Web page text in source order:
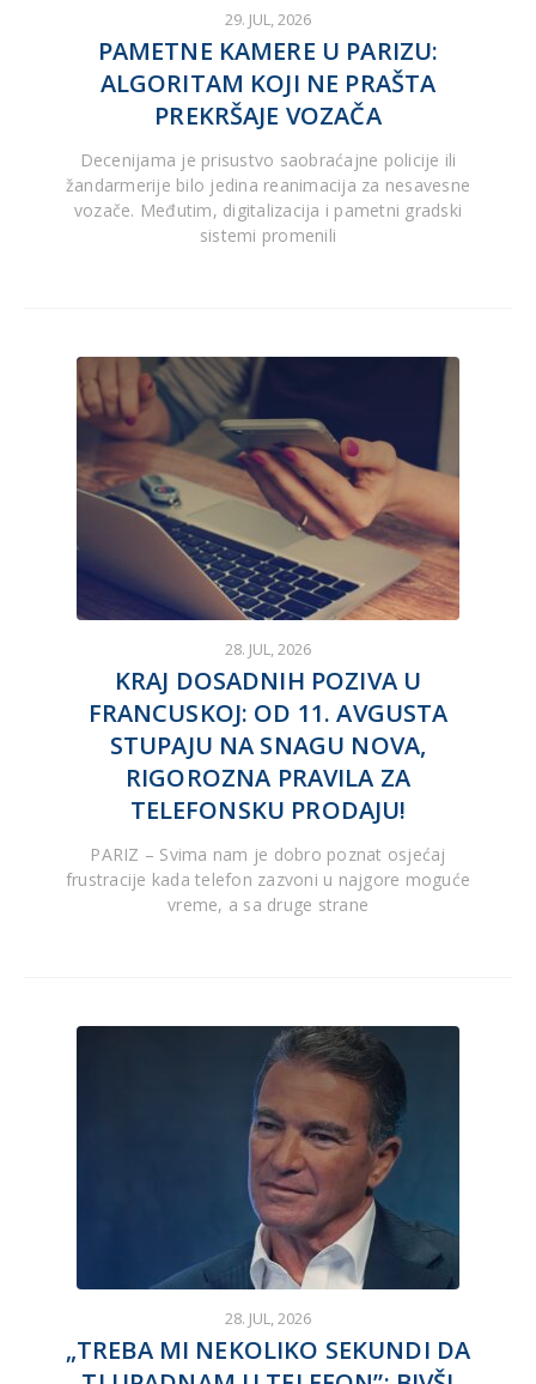
29. JUL, 2026
PAMETNE KAMERE U PARIZU:
ALGORITAM KOJI NE PRAŠTA
PREKRŠAJE VOZAČA
Decenijama je prisustvo saobraćajne policije ili
žandarmerije bilo jedina reanimacija za nesavesne
vozače. Međutim, digitalizacija i pametni gradski
sistemi promenili
28. JUL, 2026
KRAJ DOSADNIH POZIVA U
FRANCUSKOJ: OD 11. AVGUSTA
STUPAJU NA SNAGU NOVA,
RIGOROZNA PRAVILA ZA
TELEFONSKU PRODAJU!
PARIZ – Svima nam je dobro poznat osjećaj
frustracije kada telefon zazvoni u najgore moguće
vreme, a sa druge strane
28. JUL, 2026
„TREBA MI NEKOLIKO SEKUNDI DA